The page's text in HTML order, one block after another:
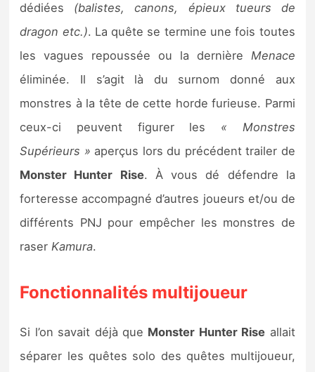
dédiées (balistes, canons, épieux tueurs de
dragon etc.). La quête se termine une fois toutes
les vagues repoussée ou la dernière Menace
éliminée. Il s’agit là du surnom donné aux
monstres à la tête de cette horde furieuse. Parmi
ceux-ci peuvent figurer les « Monstres
Supérieurs » aperçus lors du précédent trailer de
Monster Hunter Rise. À vous dé défendre la
forteresse accompagné d’autres joueurs et/ou de
différents PNJ pour empêcher les monstres de
raserKamura.
Fonctionnalités multijoueur
Si l’on savait déjà que Monster Hunter Rise allait
séparer les quêtes solo des quêtes multijoueur,